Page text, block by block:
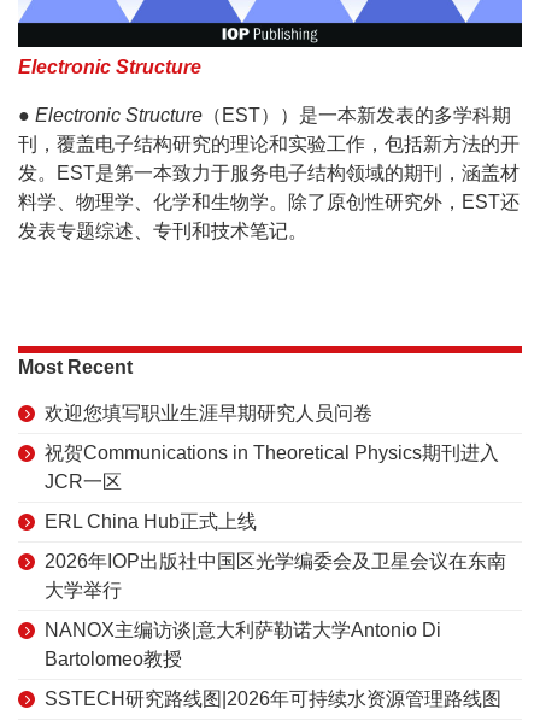
Electronic Structure
● Electronic Structure （EST））是一本新发表的多学科期
刊，覆盖电子结构研究的理论和实验工作，包括新方法的开
发。EST是第一本致力于服务电子结构领域的期刊，涵盖材
料学、物理学、化学和生物学。除了原创性研究外，EST还
发表专题综述、专刊和技术笔记。
Most Recent
欢迎您填写职业生涯早期研究人员问卷
祝贺Communications in Theoretical Physics期刊进入
JCR一区
ERL China Hub正式上线
2026年IOP出版社中国区光学编委会及卫星会议在东南
大学举行
NANOX主编访谈|意大利萨勒诺大学Antonio Di
Bartolomeo教授
SSTECH研究路线图|2026年可持续水资源管理路线图